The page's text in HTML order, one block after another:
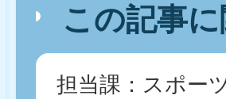
この記事
担当課：スポー